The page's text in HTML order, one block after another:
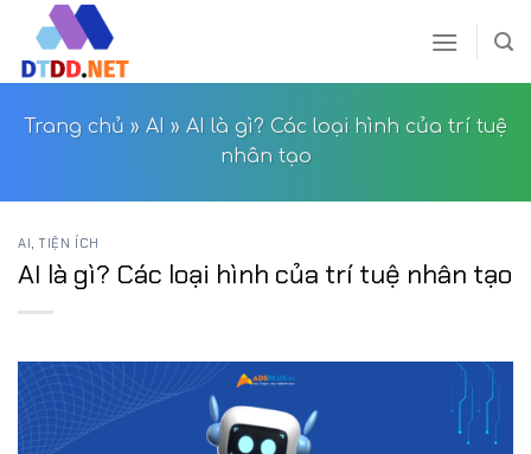
content
Trang chủ » AI » AI là gì? Các loại hình của trí tuệ
nhân tạo
AI,TIỆN ÍCH
AI là gì? Các loại hình của trí tuệ nhân tạo